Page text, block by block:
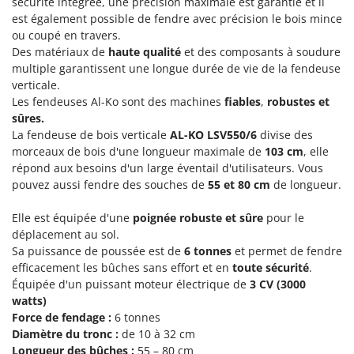
Groupes électrogènes
Gyrobroyeurs à lame pour tracteur
H
Haches - Cognées et Hachettes
Hachoirs à viande
Herses à Dents
Herses Rotatives
L
Lames niveleuses pour tracteur
Lave-vitres
Lieuses électriques pour vignes
M
Machines à pâtes
E
EcoFlow
Edilmark
Effeuno
Einhell
Elegen
Energy Gruppi
Enotecnica Pillan
EuroMech
Eurosystems
F
FAC
Fama Industrie
Famag
est également possible de fendre avec précision le bois mince
ou coupé en travers.
Des matériaux de haute qualité et des composants à soudure
multiple garantissent une longue durée de vie de la fendeuse
verticale.
Les fendeuses Al-Ko sont des machines fiables, robustes et
sûres.
La fendeuse de bois verticale AL-KO LSV550/6 divise des
morceaux de bois d'une longueur maximale de 103 cm, elle
répond aux besoins d'un large éventail d'utilisateurs. Vous
pouvez aussi fendre des souches de 55 et 80 cm de longueur.
Elle est équipée d'une poignée robuste et sûre pour le
déplacement au sol.
Sa puissance de poussée est de 6 tonnes et permet de fendre
efficacement les bûches sans effort et en toute sécurité.
Équipée d'un puissant moteur électrique de 3 CV (3000
watts)
Force de fendage : 6 tonnes
Diamètre du tronc : de 10 à 32 cm
Longueur des bûches : 55 – 80 cm